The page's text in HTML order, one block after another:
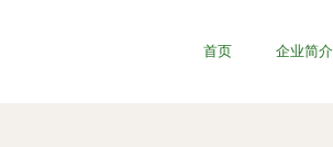
首页 企业简介